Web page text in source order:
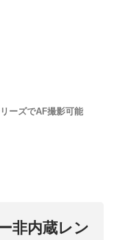
ーズでAF撮影可能
非内蔵レン